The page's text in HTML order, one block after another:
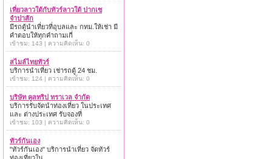
เที่ยวลาวใต้กับทัวร์ลาวใต้ ปากเซ
จำปาสัก
มีรถตู้นำเที่ยวที่อุบลและ กทม.ให้เช่า มี
คำตอบให้ทุกคำถามเกี่
เข้าชม: 143 | ความคิดเห็น: 0
สไมล์ไทยทัวร์
บริการนำเที่ยว เช่ารถตู้ 24 ชม.
เข้าชม: 124 | ความคิดเห็น: 0
บริษัท คูลทริป ทราเวล จำกัด
บริการรับจัดนำท่องเที่ยว ในประเทศ
และ ต่างประเทศ รับจองที่
เข้าชม: 103 | ความคิดเห็น: 0
ทัวร์กันเอง
"ทัวร์กันเอง" บริการนำเที่ยว จัดทัวร์